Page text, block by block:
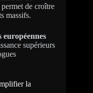
de croître
massifs.
européennes
supérieurs
la